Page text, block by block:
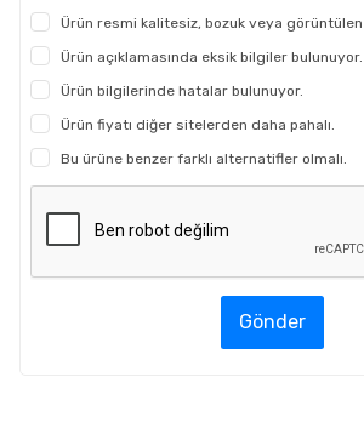
Ürün resmi kalitesiz, bozuk veya
Ürün açıklamasında eksik bilgiler bulunuyor.
Ürün bilgilerinde hatalar bulunuyor.
Ürün fiyatı diğer sitelerden daha pahalı.
Bu ürüne benzer farklı alternatifler olmalı.
Gönder